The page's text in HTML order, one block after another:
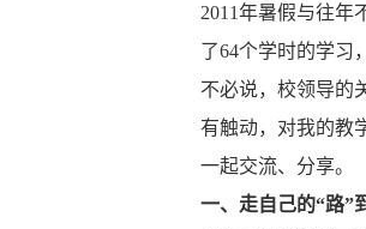
2011年暑假与往
了64个学时的学习
不必说，校领导的
有触动，对我的教
一起交流、分享。
一、走自己的“路”